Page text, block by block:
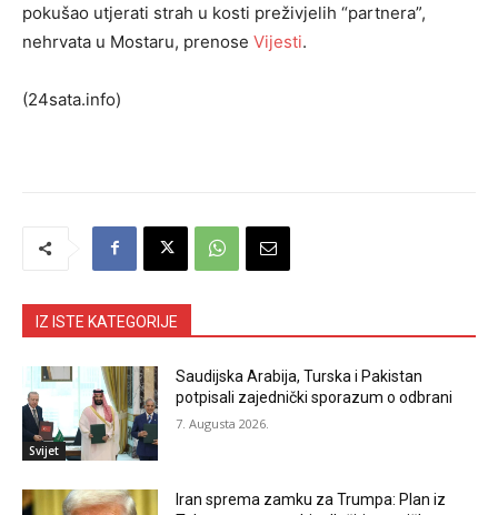
pokušao utjerati strah u kosti preživjelih “partnera”,
nehrvata u Mostaru, prenose Vijesti.
(24sata.info)
IZ ISTE KATEGORIJE
Svijet
Saudijska Arabija, Turska i Pakistan
potpisali zajednički sporazum o odbrani
7. Augusta 2026.
Iran sprema zamku za Trumpa: Plan iz